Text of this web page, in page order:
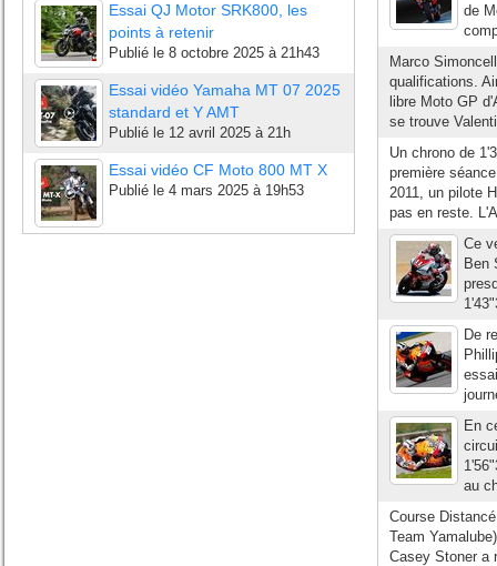
Essai QJ Motor SRK800, les
points à retenir
Publié le 8 octobre 2025 à 21h43
Essai vidéo Yamaha MT 07 2025
standard et Y AMT
Publié le 12 avril 2025 à 21h
Essai vidéo CF Moto 800 MT X
Publié le 4 mars 2025 à 19h53
de
Marco
qualifications.
libre Moto GP
se trouve
Un chrono de
première
2011, un pilote
pas en reste.
Ce
Ben
De
En
au
Course
Team
Casey Stoner a